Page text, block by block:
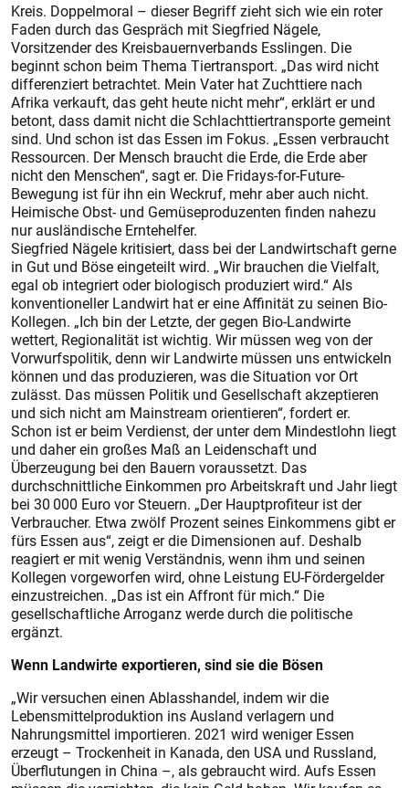
Kreis. Doppelmoral – dieser Begriff zieht sich wie ein roter
Faden durch das Gespräch mit Siegfried Nägele,
Vorsitzender des Kreisbauernverbands Esslingen. Die
beginnt schon beim Thema Tiertransport. „Das wird nicht
differenziert betrachtet. Mein Vater hat Zuchttiere nach
Afrika verkauft, das geht heute nicht mehr“, erklärt er und
betont, dass damit nicht die Schlachttiertransporte gemeint
sind. Und schon ist das Essen im Fokus. „Essen verbraucht
Ressourcen. Der Mensch braucht die Erde, die Erde aber
nicht den Menschen“, sagt er. Die Fridays-for-Future-
Bewegung ist für ihn ein Weckruf, mehr aber auch nicht.
Heimische Obst- und Gemüseproduzenten finden nahezu
nur ausländische Erntehelfer.
Siegfried Nägele kritisiert, dass bei der Landwirtschaft gerne
in Gut und Böse eingeteilt wird. „Wir brauchen die Vielfalt,
egal ob integriert oder biologisch produziert wird.“ Als
konventioneller Landwirt hat er eine Affinität zu seinen Bio-
Kollegen. „Ich bin der Letzte, der gegen Bio-Landwirte
wettert, Regionalität ist wichtig. Wir müssen weg von der
Vorwurfspolitik, denn wir Landwirte müssen uns entwickeln
können und das produzieren, was die Situation vor Ort
zulässt. Das müssen Politik und Gesellschaft akzeptieren
und sich nicht am Mainstream orientieren“, fordert er.
Schon ist er beim Verdienst, der unter dem Mindestlohn liegt
und daher ein großes Maß an Leidenschaft und
Überzeugung bei den Bauern voraussetzt. Das
durchschnittliche Einkommen pro Arbeitskraft und Jahr liegt
bei 30 000 Euro vor Steuern. „Der Hauptprofiteur ist der
Verbraucher. Etwa zwölf Prozent seines Einkommens gibt er
fürs Essen aus“, zeigt er die Dimensionen auf. Deshalb
reagiert er mit wenig Verständnis, wenn ihm und seinen
Kollegen vorgeworfen wird, ohne Leistung EU-Fördergelder
einzustreichen. „Das ist ein Affront für mich.“ Die
gesellschaftliche Arroganz werde durch die politische
ergänzt.
Wenn Landwirte exportieren, sind sie die Bösen
„Wir versuchen einen Ablasshandel, indem wir die
Lebensmittelproduktion ins Ausland verlagern und
Nahrungsmittel importieren. 2021 wird weniger Essen
erzeugt – Trockenheit in Kanada, den USA und Russland,
Überflutungen in China –, als gebraucht wird. Aufs Essen